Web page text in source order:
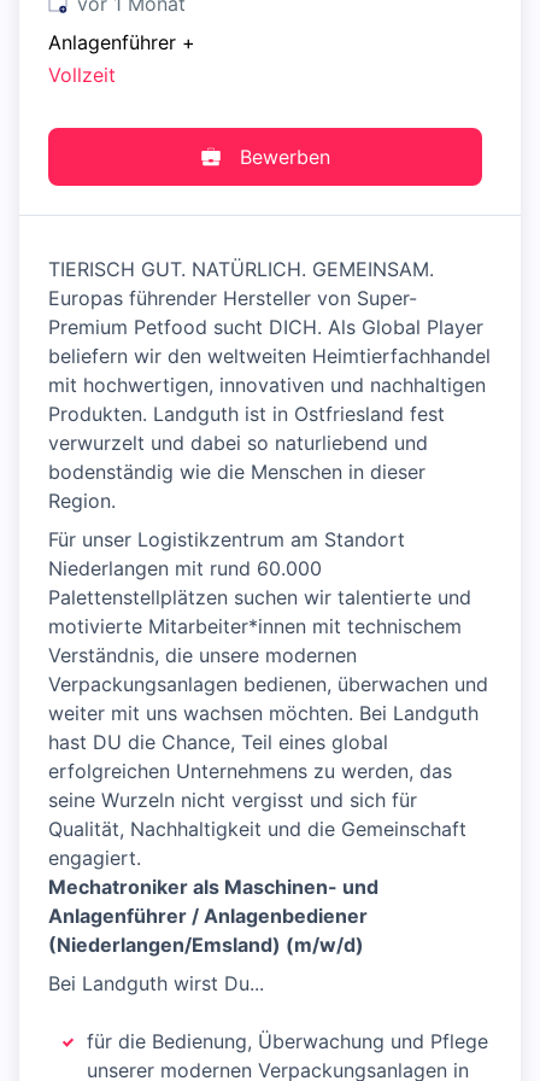
Anlagenführer +
Vollzeit
Bewerben
TIERISCH GUT. NATÜRLICH. GEMEINSAM.
Europas führender Hersteller von Super-
Premium Petfood sucht DICH. Als Global Player
beliefern wir den weltweiten Heimtierfachhandel
mit hochwertigen, innovativen und nachhaltigen
Produkten. Landguth ist in Ostfriesland fest
verwurzelt und dabei so naturliebend und
bodenständig wie die Menschen in dieser
Region.
Für unser Logistikzentrum am Standort
Niederlangen mit rund 60.000
Palettenstellplätzen suchen wir talentierte und
motivierte Mitarbeiter*innen mit technischem
Verständnis, die unsere modernen
Verpackungsanlagen bedienen, überwachen und
weiter mit uns wachsen möchten. Bei Landguth
hast DU die Chance, Teil eines global
erfolgreichen Unternehmens zu werden, das
seine Wurzeln nicht vergisst und sich für
Qualität, Nachhaltigkeit und die Gemeinschaft
engagiert.
Mechatroniker als Maschinen- und
Anlagenführer / Anlagenbediener
(Niederlangen/Emsland) (m/w/d)
Bei Landguth wirst Du...
für die Bedienung, Überwachung und Pflege
unserer modernen Verpackungsanlagen in